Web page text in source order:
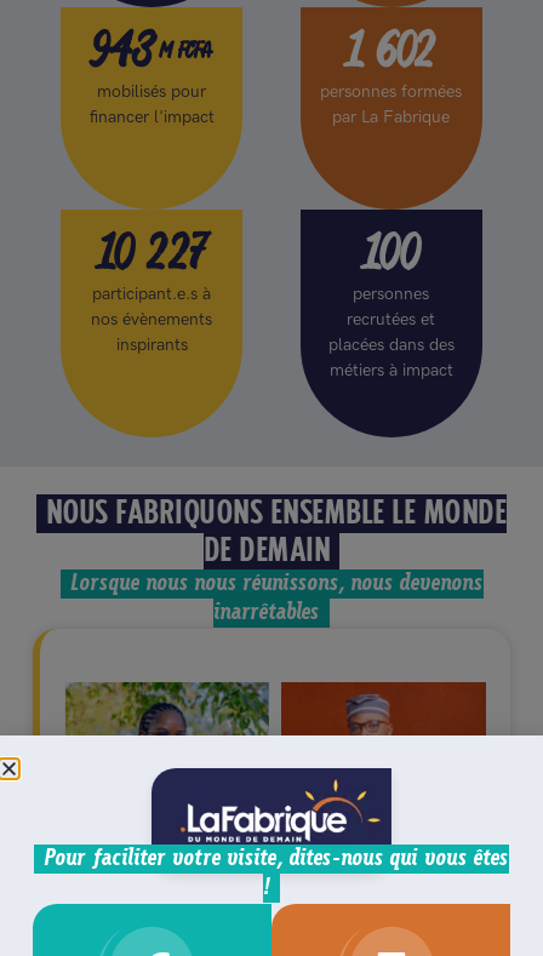
mobilisés pour
financer l'impact
943 M FCFA
personnes formées
par La Fabrique
1 602
participant.e.s à
nos évènements
inspirants
10 227
personnes
recrutées et
placées dans des
métiers à impact
100
NOUS FABRIQUONS ENSEMBLE LE MONDE
DE DEMAIN
Lorsque nous nous réunissons, nous devenons
inarrêtables
Pour faciliter votre visite, dites-nous qui vous êtes
!